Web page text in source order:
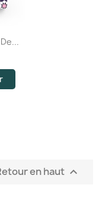
en haut 